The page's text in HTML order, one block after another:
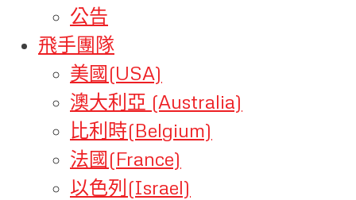
公告
飛手團隊
美國(USA)
澳大利亞 (Australia)
比利時(Belgium)
法國(France)
以色列(Israel)